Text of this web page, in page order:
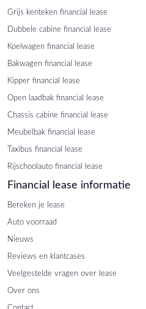
Grijs kenteken financial lease
Dubbele cabine financial lease
Koelwagen financial lease
Bakwagen financial lease
Kipper financial lease
Open laadbak financial lease
Chassis cabine financial lease
Meubelbak financial lease
Taxibus financial lease
Rijschoolauto financial lease
Financial lease informatie
Bereken je lease
Auto voorraad
Nieuws
Reviews en klantcases
Veelgestelde vragen over lease
Over ons